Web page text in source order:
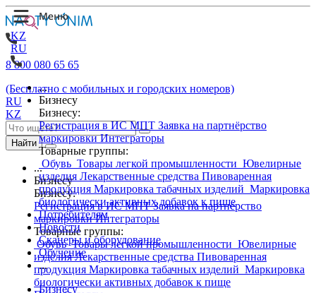
KZ
RU
...
Бизнесу
Бизнесу:
Регистрация в ИС МПТ Заявка на партнёрство
маркировкиИнтеграторы
Товарные группы:
Обувь Товары легкой промышленности Ювелирные
изделия Лекарственные средства Пивоваренная
продукция Маркировка табачных изделий Маркировка
биологически активных добавок к пище
Потребителям
Новости
Сканеры и оборудование
Обучение
...
Бизнесу
8 800 080 65 65
(Бесплатно с мобильных и городских номеров)
RU
KZ
Найти
...
Бизнесу
Бизнесу:
Регистрация в ИС МПТЗаявка на партнёрство
маркировкиИнтеграторы
Товарные группы:
ОбувьТовары легкой промышленности Ювелирные
изделияЛекарственные средства Пивоваренная
продукция Маркировка табачных изделий Маркировка
биологически активных добавок к пище